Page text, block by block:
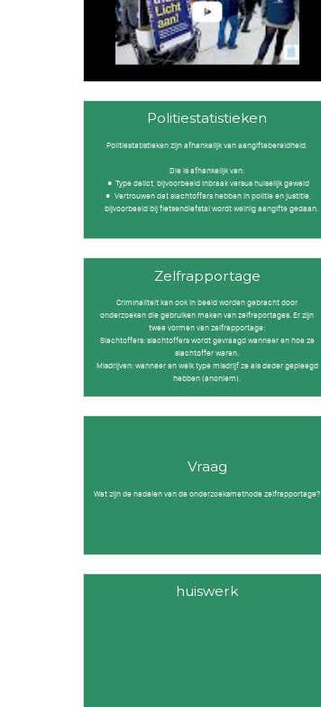
Politiestatistieken
Politiestatistieken zijn afhankelijk van aangiftebereidheid.
Die is afhankelijk van:
Type delict, bijvoorbeeld inbraak versus huiselijk geweld
Vertrouwen dat slachtoffers hebben in politie en justitie,
bijvoorbeeld bij fietsendiefstal wordt weinig aangifte gedaan.
Zelfrapportage
Criminaliteit kan ook in beeld worden gebracht door
onderzoeken die gebruiken maken van zelfreportages. Er zijn
twee vormen van zelfrapportage:
Slachtoffers: slachtoffers wordt gevraagd wanneer en hoe ze
slachtoffer waren.
Misdrijven: wanneer en welk type misdrijf ze als dader gepleegd
hebben (anoniem).
Vraag
Wat zijn de nadelen van de onderzoeksmethode zelfrapportage?
huiswerk